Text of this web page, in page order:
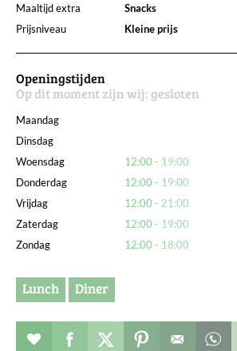
Maaltijd extra
Snacks
Prijsniveau
Kleine prijs
Openingstijden
Op dit moment zijn wij: gesloten
Maandag
Dinsdag
Woensdag
12:00
19:00
Donderdag
12:00
19:00
Vrijdag
12:00
21:00
Zaterdag
12:00
19:00
Zondag
12:00 18:00
Lunch Diner
Restaurant toevoegen aan favorieten
Deel dit op facebook
Deel dit op twitter
Deel dit op